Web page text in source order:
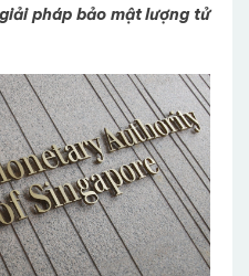
pháp bảo mật lượng tử